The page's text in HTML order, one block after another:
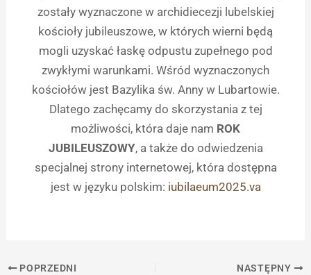
zostały wyznaczone w archidiecezji lubelskiej
kościoły jubileuszowe, w których wierni będą
mogli uzyskać łaskę odpustu zupełnego pod
zwykłymi warunkami. Wśród wyznaczonych
kościołów jest Bazylika św. Anny w Lubartowie.
Dlatego zachęcamy do skorzystania z tej
możliwości, która daje nam ROK
JUBILEUSZOWY, a także do odwiedzenia
specjalnej strony internetowej, która dostępna
jest w języku polskim: iubilaeum2025.va
POPRZEDNI NASTĘPNY